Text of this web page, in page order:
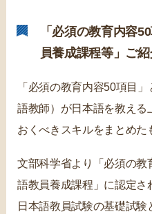
「必須の教育内容
員養成課程等」ご
「必須の教育内容50項目
語教師）が日本語を教える
おくべきスキルをまとめた
文部科学省より「必須の教
語教員養成課程」に認定さ
日本語教員試験の基礎試